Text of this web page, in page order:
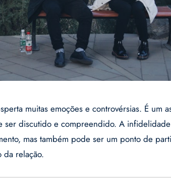
muitas emoções e controvérsias. É um
ser discutido e compreendido. A
mas também pode ser um ponto de
da relação.